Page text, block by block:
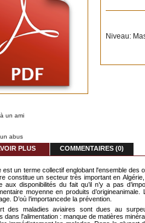
un ami
abus
Niveau:
PLUS COMMENTAIRES (0)
est un terme collectif englobant l'ensemble des
constitue un secteur très important en
aux disponibilités du fait qu’il n’y a pas
moyenne en produits
D’où l’importancede la prévention.
des maladies aviaires sont dues au
dans l'alimentation : manque de matières